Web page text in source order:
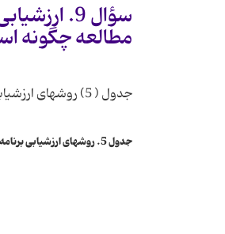
سؤال 9.
مطالعه چگونه
جدول ( 5) روشهای ارزشیابی برنامه درسی تربیت معلم را در كشورها، مورد مطالعه نشان می دهد.
جدول 5. روشهای ارزشیابی برنامه درسی در كشورهای مورد مطالعه